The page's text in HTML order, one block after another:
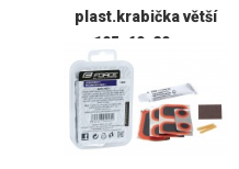
plast.krabička větší
105x60x20mm